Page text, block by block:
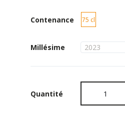
Contenance 75 cl
Millésime
Quantité